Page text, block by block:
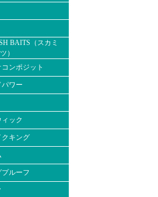
BAITS（スカミ
）
コンポジット
パワー
ィック
クキング
プルーフ